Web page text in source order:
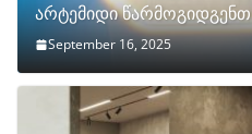
არტემიდი წარმოგიდგენთ
September 16, 2025